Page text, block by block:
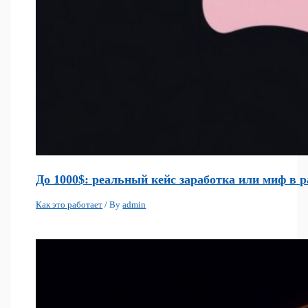
До 1000$: реальный кейс заработка или миф в
Как это работает / Byadmin